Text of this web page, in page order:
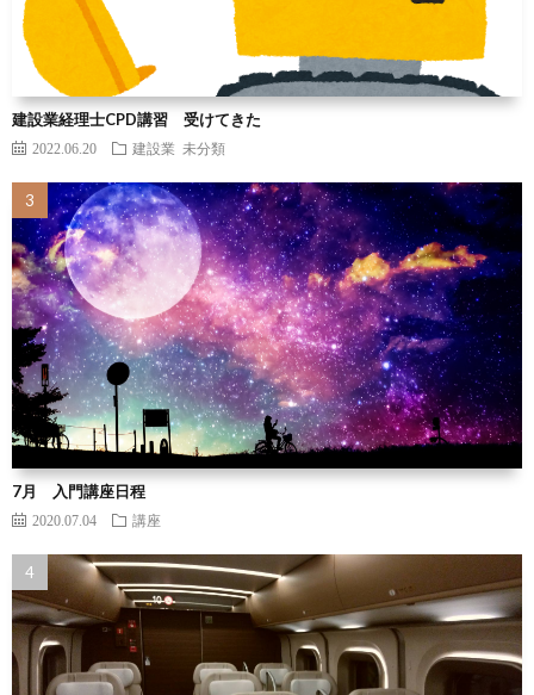
建設業経理士CPD講習 受けてきた
2022.06.20 建設業 未分類
7月 入門講座日程
2020.07.04 講座